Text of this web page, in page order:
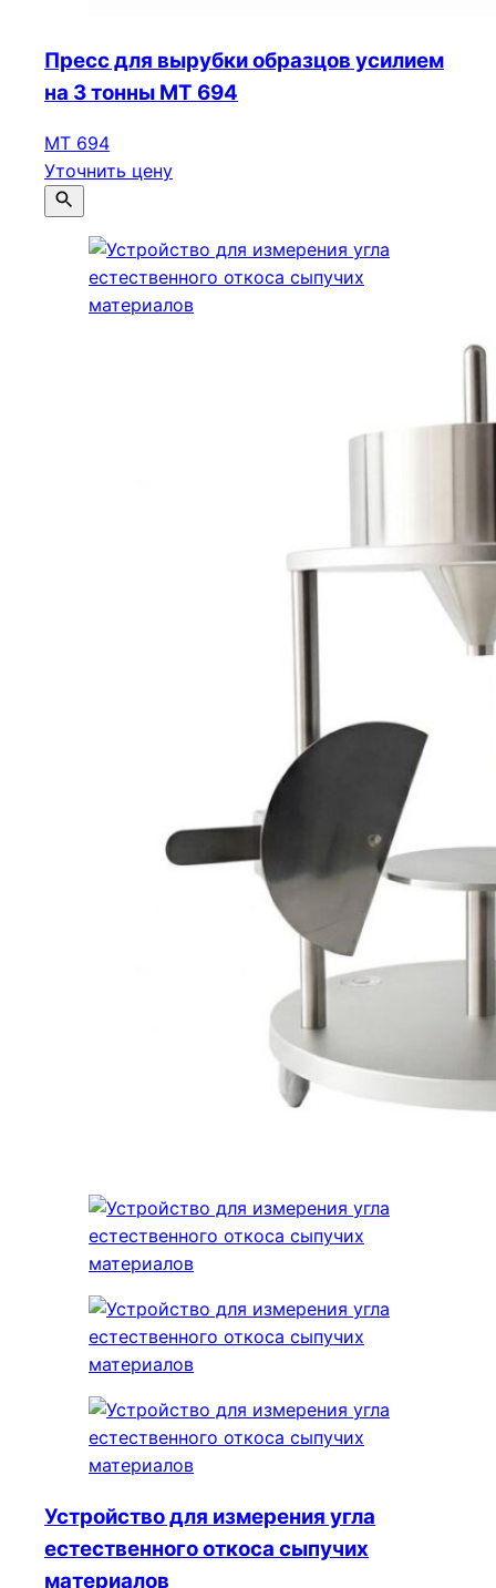
Пресс для вырубки образцов усилием
на 3 тонны МТ 694
МТ 694
Уточнить цену
Устройство для измерения угла
естественного откоса сыпучих
материалов